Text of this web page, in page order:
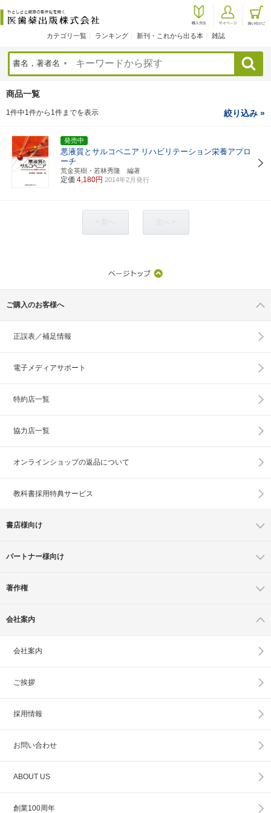
カテゴリ一覧 ランキング 新刊・これから出る本 雑誌
検索
商品一覧
1件中1件から1件までを表示 絞り込み »
発売中
悪液質とサルコペニア リハビリテーション栄養アプロ
ーチ
荒金英樹・若林秀隆 編著
定価 4,180円 2014年2月発行
ご購入のお客様へ
正誤表／補足情報
電子メディアサポート
特約店一覧
協力店一覧
オンラインショップの返品について
教科書採用特典サービス
書店様向け
パートナー様向け
著作権
会社案内
会社案内
ご挨拶
採用情報
お問い合わせ
ABOUT US
創業100周年